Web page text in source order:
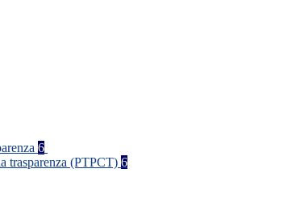
6
trasparenza (PTPCT) 6